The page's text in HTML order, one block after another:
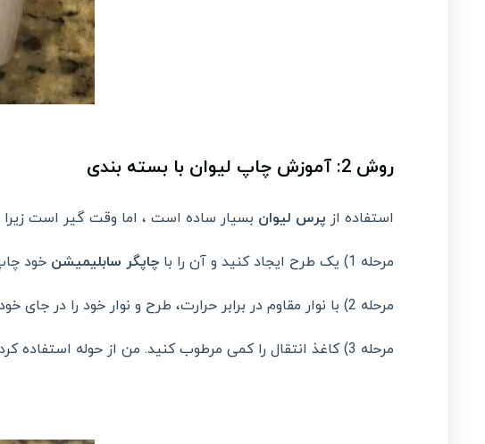
روش 2: آموزش چاپ لیوان با بسته بندی
استفاده از پرس لیوان بسیار ساده است ، اما وقت گیر است زیرا
مرحله 1) یک طرح ایجاد کنید و آن را با چاپگر سابلیمیشن خود
مرحله 2) با نوار مقاوم در برابر حرارت، طرح و نوار خود را در جای خود قرار دهید.
مرحله 3) کاغذ انتقال را کمی مرطوب کنید. من از حوله استفاده کردم و خوب کار کرد.